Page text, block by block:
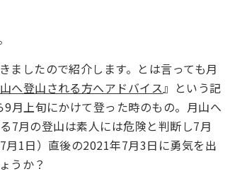
ましたので紹介します。とは言っても月
へ登山される方へアドバイス』という記
月上旬にかけて登った時のもの。月山へ
7月の登山は素人には危険と判断し7月
1日）直後の2021年7月3日に勇気を出
うか？